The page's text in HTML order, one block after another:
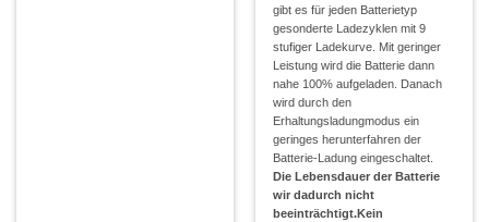
gibt es für jeden Batterietyp
gesonderte Ladezyklen mit 9
stufiger Ladekurve. Mit geringer
Leistung wird die Batterie dann
nahe 100% aufgeladen. Danach
wird durch den
Erhaltungsladungmodus ein
geringes herunterfahren der
Batterie-Ladung eingeschaltet.
Die Lebensdauer der Batterie
wir dadurch nicht
beeinträchtigt.Kein